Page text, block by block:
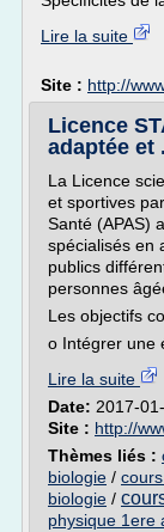
Lire la suite
Site : http://
Licence
adaptée et
La Licence
et sportives
Santé (APAS)
spécialisés en
publics
personnes
Les objectifs
o Intégrer une
Lire la suite
Date: 2017-
Site : http://
Thèmes liés :
biologie /
biologie /
physique 1ere